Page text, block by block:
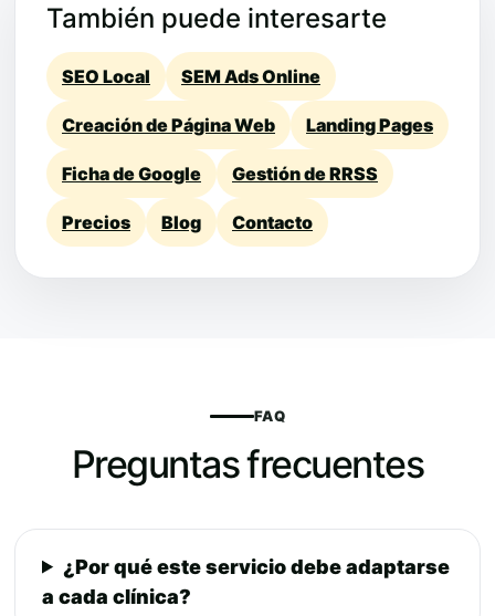
También puede interesarte
SEO Local SEM Ads Online
Creación de Página Web Landing Pages
Ficha de Google Gestión de RRSS
Precios Blog Contacto
FAQ
Preguntas frecuentes
¿Por qué este servicio debe adaptarse
a cada clínica?